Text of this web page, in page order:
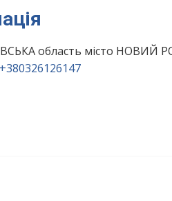
область місто
+380326126147